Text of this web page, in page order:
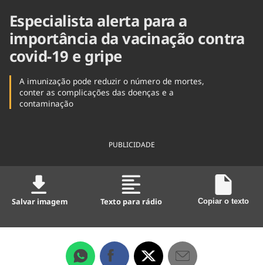
Especialista alerta para a
importância da vacinação contra
covid-19 e gripe
A imunização pode reduzir o número de mortes,
conter as complicações das doenças e a
contaminação
PUBLICIDADE
Salvar imagem Texto para rádio Copiar o texto